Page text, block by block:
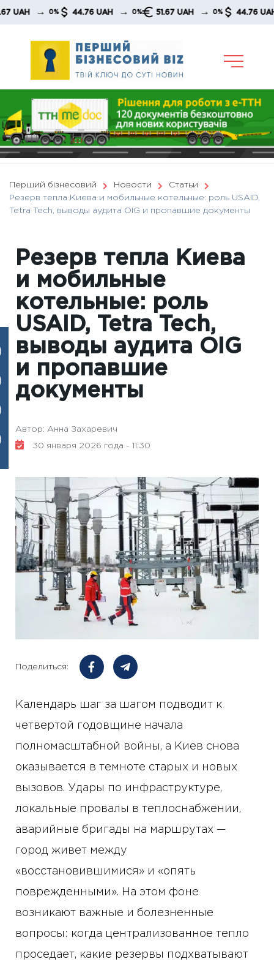
Skip
0% 44.76 UAH → 0% 51.67 UAH → 0% 44.76 UAH → 0%
Перший бізнесовий Новости
Статьи
Резерв тепла Киева и мобильные котельные: роль USAID,
Tetra Tech, выводы аудита OIG и пропавшие документы
Резерв тепла Киева
и мобильные
котельные: роль
USAID, Tetra Tech,
выводы аудита OIG
и пропавшие
документы
Автор: Анна Захаревич
30 января 2026 года - 11:30
Поделиться:
Календарь шаг за шагом подводит к
четвертой годовщине начала
полномасштабной войны, а Киев снова
оказывается в темноте старых и новых
вызовов. Удары по инфраструктуре,
локальные провалы в теплоснабжении,
аварийные бригады на маршрутах —
город живет между
«восстановившимися» и «опять
поврежденными». На этом фоне
возникают важные и болезненные
вопросы: когда централизованное тепло
проседает, какие резервы подхватывают